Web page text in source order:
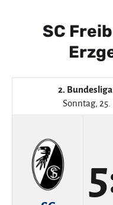
SC
2.
Sonntag,